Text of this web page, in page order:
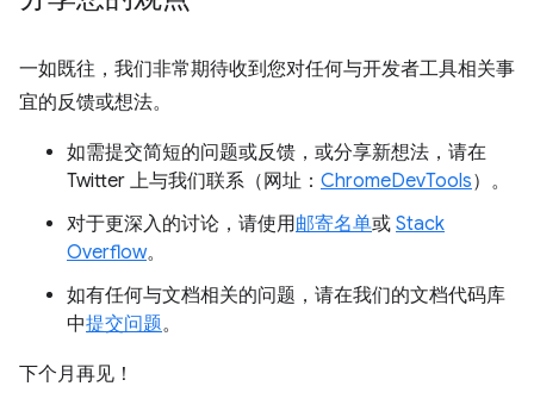
一如既往，我们非常期待收到您对任何与开发者工具相关事
宜的反馈或想法。
如需提交简短的问题或反馈，或分享新想法，请在
Twitter 上与我们联系（网址： ChromeDevTools）。
对于更深入的讨论，请使用邮寄名单或 Stack
Overflow。
如有任何与文档相关的问题，请在我们的文档代码库
中提交问题。
下个月再见！